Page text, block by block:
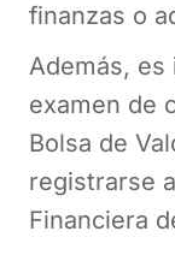
finanzas o
Además, es
examen de
Bolsa de
registrarse
Financiera